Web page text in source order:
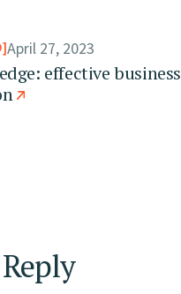
April 27, 2023
effective business